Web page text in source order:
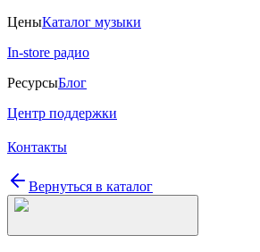
ЦеныКаталог музыки
In-store радио
РесурсыБлог
Центр поддержки
Контакты
Вернуться в каталог